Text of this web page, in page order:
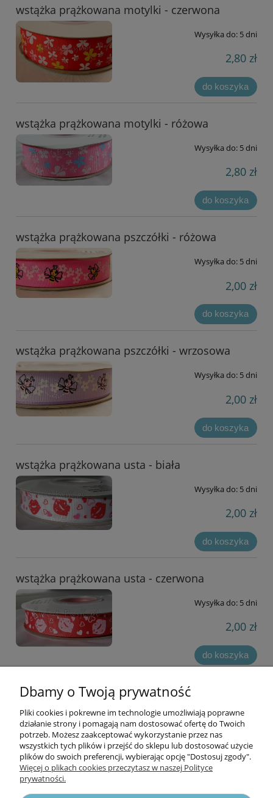
wstążka prążkowana motylki - czerwona
Wysyłka do: 5 dni
2,80 zł
do koszyka
wstążka prążkowana motylki - różowa
Wysyłka do: 5 dni
2,80 zł
do koszyka
wstążka prążkowana pszczółki - różowa
Wysyłka do: 5 dni
2,00 zł
do koszyka
wstążka prążkowana pszczółki - wrzosowa
Wysyłka do: 5 dni
2,00 zł
do koszyka
wstążka prążkowana usta - biała
Wysyłka do: 5 dni
2,00 zł
do koszyka
wstążka prążkowana usta - czerwona
Wysyłka do: 5 dni
2,00 zł
do koszyka
« 1 2 3 4 5
Informacje
Opłaty i koszty dostawy
Dbamy o Twoją prywatność
Pliki cookies i pokrewne im technologie umożliwiają poprawne
działanie strony i pomagają nam dostosować ofertę do Twoich
potrzeb. Możesz zaakceptować wykorzystanie przez nas
wszystkich tych plików i przejść do sklepu lub dostosować użycie
plików do swoich preferencji, wybierając opcję "Dostosuj zgody".
Więcej o plikach cookies przeczytasz w naszej Polityce
prywatności.